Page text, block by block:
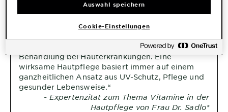
„Wissenschaftlich nachgewiesen können Vitamine
in der Hautpflege das Hautbild sichtbar
Sonnenschutz noch eine dermatologische
Behandlung bei Hauterkrankungen. Eine
wirksame Hautpflege basiert immer auf einem
ganzheitlichen Ansatz aus UV-Schutz, Pflege und
gesunder Lebensweise.“
- Expertenzitat zum Thema Vitamine in der
Hautpflege von Frau Dr. Sadlo*
Auswahl speichern
Cookie-Einstellungen